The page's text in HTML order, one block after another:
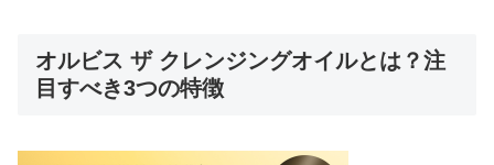
オルビス ザ クレンジングオイルとは？注
目すべき3つの特徴